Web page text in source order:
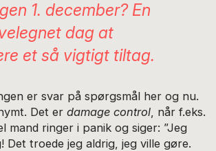
1. december? En
dag at
et så vigtigt tiltag.
er svar på spørgsmål her og nu.
Det erdamage control , når f.eks.
mand ringer i panik og siger: ”Jeg
Det troede jeg aldrig, jeg ville gøre.